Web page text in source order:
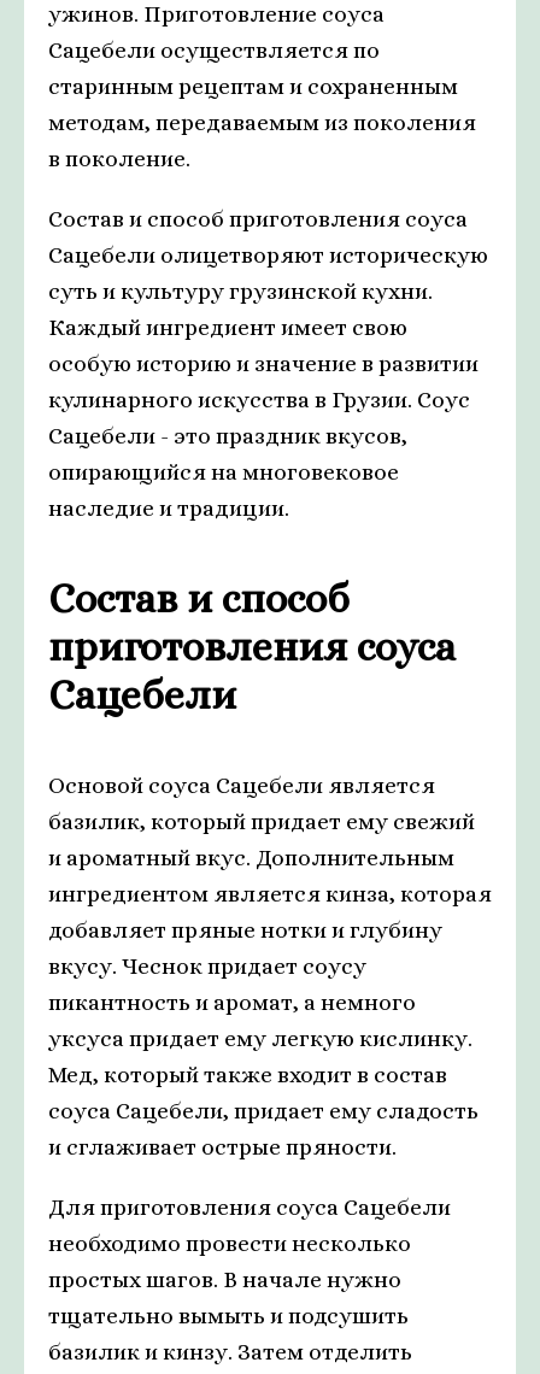
ужинов. Приготовление соуса
Сацебели осуществляется по
старинным рецептам и сохраненным
методам, передаваемым из поколения
в поколение.
Состав и способ приготовления соуса
Сацебели олицетворяют историческую
суть и культуру грузинской кухни.
Каждый ингредиент имеет свою
особую историю и значение в развитии
кулинарного искусства в Грузии. Соус
Сацебели - это праздник вкусов,
опирающийся на многовековое
наследие и традиции.
Состав и способ
приготовления соуса
Сацебели
Основой соуса Сацебели является
базилик, который придает ему свежий
и ароматный вкус. Дополнительным
ингредиентом является кинза, которая
добавляет пряные нотки и глубину
вкусу. Чеснок придает соусу
пикантность и аромат, а немного
уксуса придает ему легкую кислинку.
Мед, который также входит в состав
соуса Сацебели, придает ему сладость
и сглаживает острые пряности.
Для приготовления соуса Сацебели
необходимо провести несколько
простых шагов. В начале нужно
тщательно вымыть и подсушить
базилик и кинзу. Затем отделить